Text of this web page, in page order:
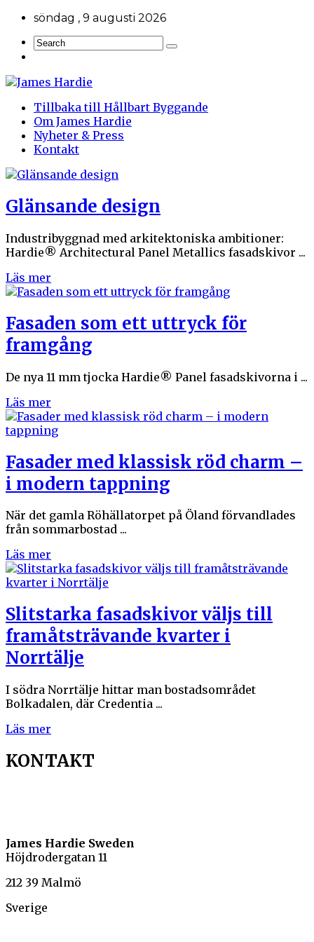
söndag , 9 augusti 2026
Tillbaka till Hållbart Byggande
Om James Hardie
Nyheter & Press
Kontakt
Glänsande design
Industribyggnad med arkitektoniska ambitioner:
Hardie® Architectural Panel Metallics fasadskivor ...
Läs mer
Fasaden som ett uttryck för
framgång
De nya 11 mm tjocka Hardie® Panel fasadskivorna i ...
Läs mer
Fasader med klassisk röd charm –
i modern tappning
När det gamla Röhällatorpet på Öland förvandlades
från sommarbostad ...
Läs mer
Slitstarka fasadskivor väljs till
framåtsträvande kvarter i
Norrtälje
I södra Norrtälje hittar man bostadsområdet
Bolkadalen, där Credentia ...
Läs mer
KONTAKT
James Hardie Sweden
Höjdrodergatan 11
212 39 Malmö
Sverige